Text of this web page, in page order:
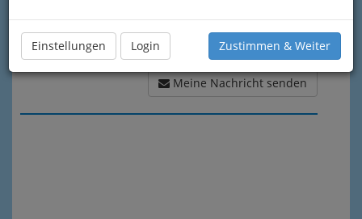
Einstellungen Login Zustimmen & Weiter
Meine Nachricht senden